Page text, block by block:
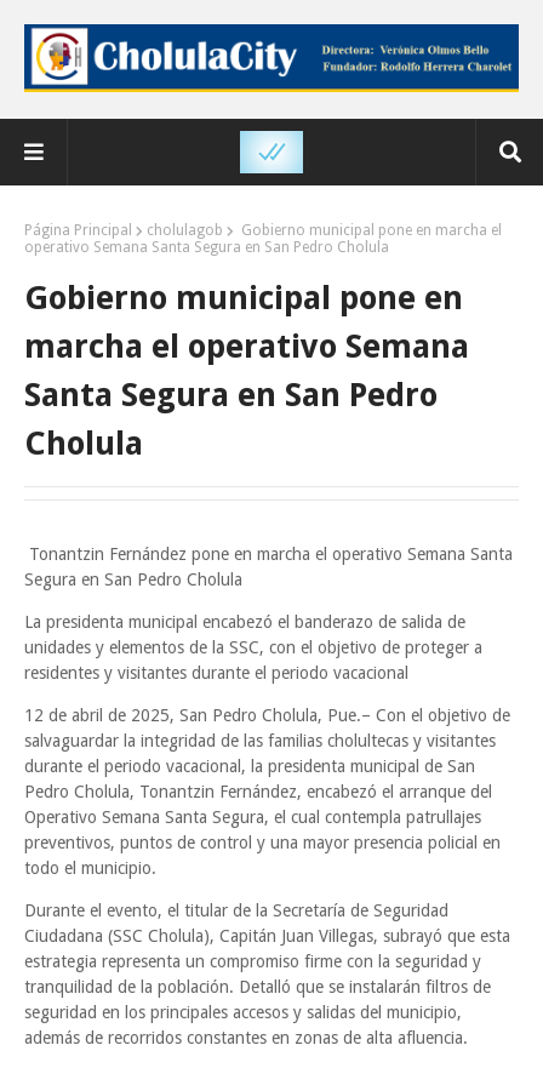
Página Principal cholulagob
Gobierno municipal pone en marcha el
operativo Semana Santa Segura en San Pedro Cholula
Gobierno municipal pone en
marcha el operativo Semana
Santa Segura en San Pedro
Cholula
Tonantzin Fernández pone en marcha el operativo Semana Santa
Segura en San Pedro Cholula
La presidenta municipal encabezó el banderazo de salida de
unidades y elementos de la SSC, con el objetivo de proteger a
residentes y visitantes durante el periodo vacacional
12 de abril de 2025, San Pedro Cholula, Pue.– Con el objetivo de
salvaguardar la integridad de las familias cholultecas y visitantes
durante el periodo vacacional, la presidenta municipal de San
Pedro Cholula, Tonantzin Fernández, encabezó el arranque del
Operativo Semana Santa Segura, el cual contempla patrullajes
preventivos, puntos de control y una mayor presencia policial en
todo el municipio.
Durante el evento, el titular de la Secretaría de Seguridad
Ciudadana (SSC Cholula), Capitán Juan Villegas, subrayó que esta
estrategia representa un compromiso firme con la seguridad y
tranquilidad de la población. Detalló que se instalarán filtros de
seguridad en los principales accesos y salidas del municipio,
además de recorridos constantes en zonas de alta afluencia.